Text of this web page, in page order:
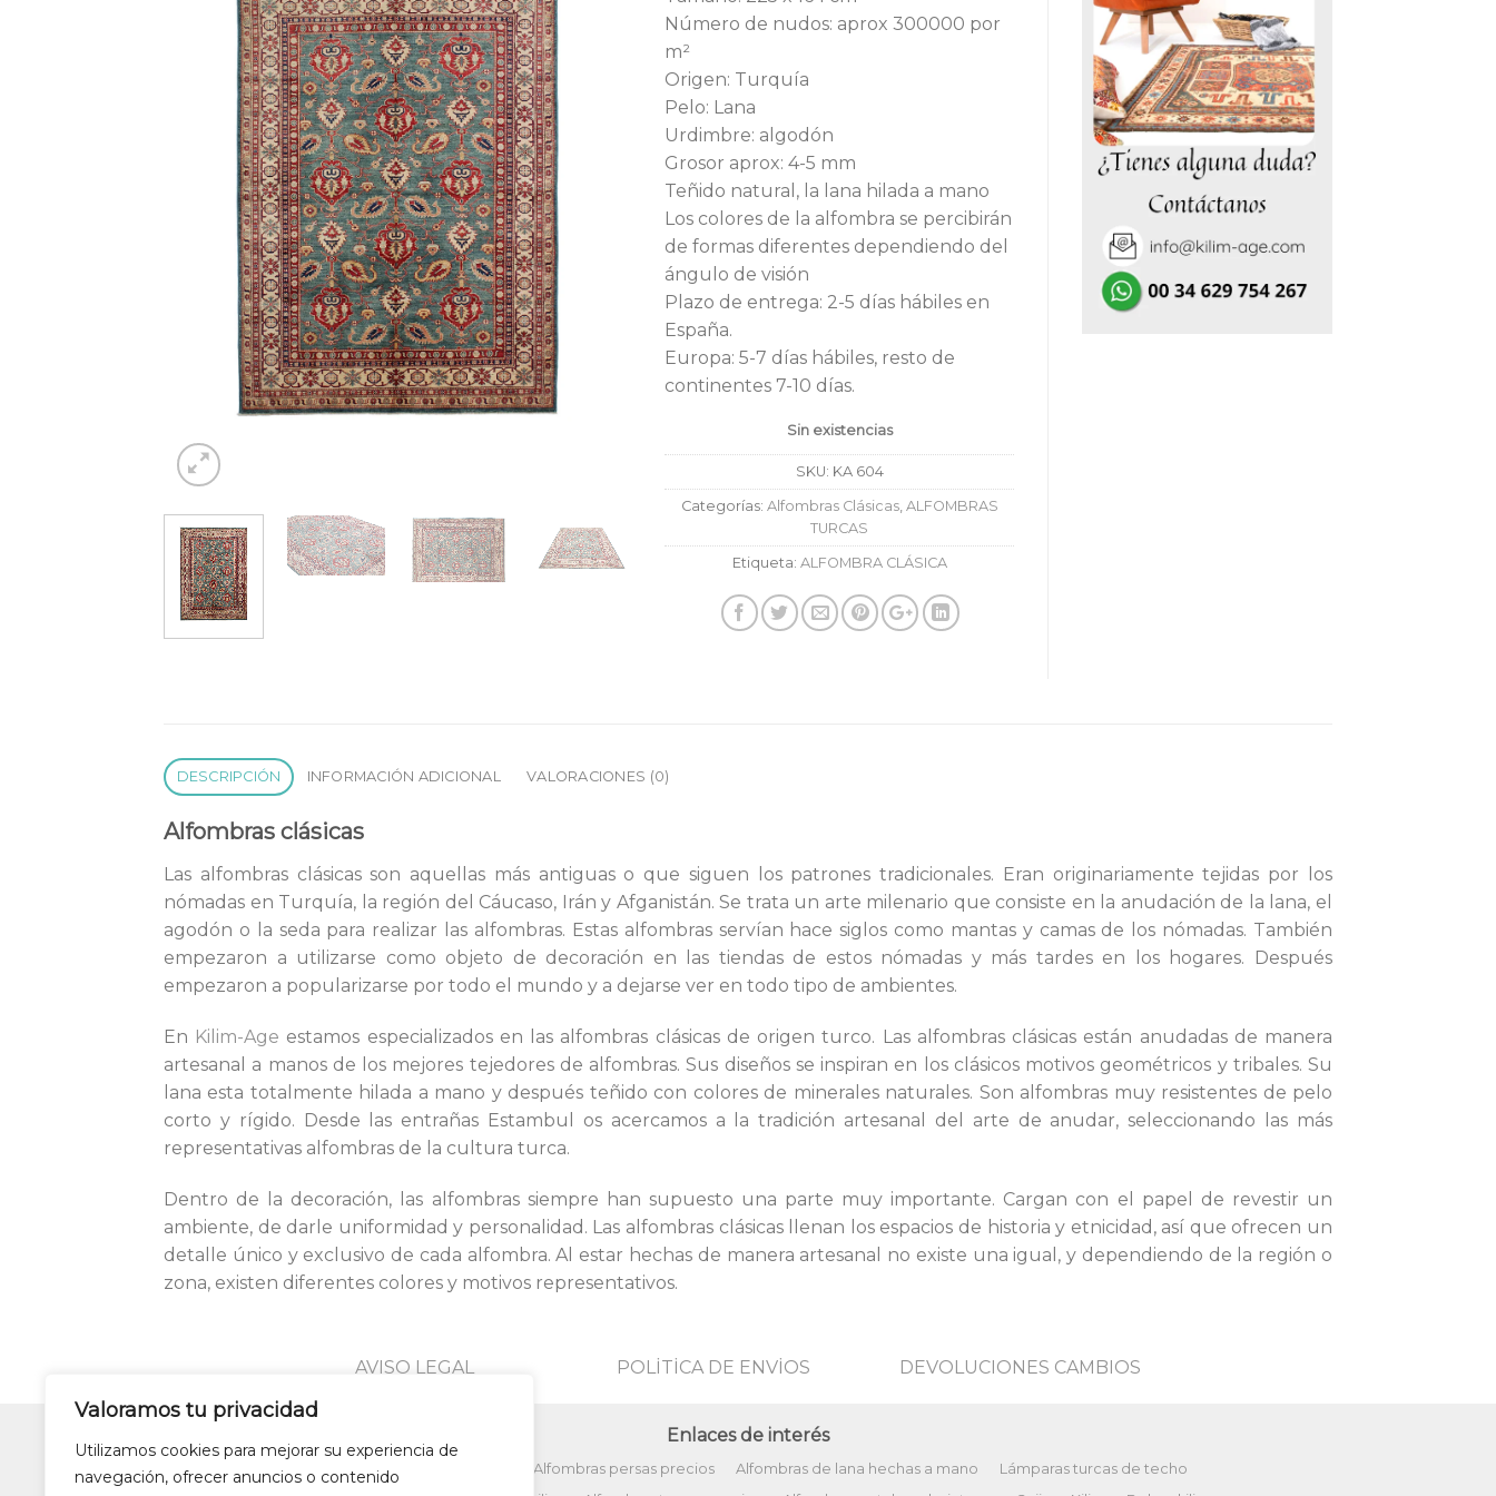
Valoramos tu privacidad
Utilizamos cookies para mejorar su experiencia de
navegación, ofrecer anuncios o contenido
1.600,00€.550,00€.
Número de nudos: aprox 300000 por
m²
Origen: Turquía
Pelo: Lana
Urdimbre: algodón
Grosor aprox: 4-5 mm
Teñido natural, la lana hilada a mano
Los colores de la alfombra se percibirán
de formas diferentes dependiendo del
ángulo de visión
Plazo de entrega: 2-5 días hábiles en
España.
Europa: 5-7 días hábiles, resto de
continentes 7-10 días.
Sin existencias
SKU: KA 604
Categorías: Alfombras Clásicas, ALFOMBRAS
TURCAS
Etiqueta: ALFOMBRA CLÁSICA
DESCRIPCIÓN INFORMACIÓN ADICIONAL VALORACIONES (0)
Alfombras clásicas
Las alfombras clásicas son aquellas más antiguas o que siguen los patrones tradicionales. Eran originariamente tejidas por los
nómadas en Turquía, la región del Cáucaso, Irán y Afganistán. Se trata un arte milenario que consiste en la anudación de la lana, el
agodón o la seda para realizar las alfombras. Estas alfombras servían hace siglos como mantas y camas de los nómadas. También
empezaron a utilizarse como objeto de decoración en las tiendas de estos nómadas y más tardes en los hogares. Después
empezaron a popularizarse por todo el mundo y a dejarse ver en todo tipo de ambientes.
En Kilim-Age estamos especializados en las alfombras clásicas de origen turco. Las alfombras clásicas están anudadas de manera
artesanal a manos de los mejores tejedores de alfombras. Sus diseños se inspiran en los clásicos motivos geométricos y tribales. Su
lana esta totalmente hilada a mano y después teñido con colores de minerales naturales. Son alfombras muy resistentes de pelo
corto y rígido. Desde las entrañas Estambul os acercamos a la tradición artesanal del arte de anudar, seleccionando las más
representativas alfombras de la cultura turca.
Dentro de la decoración, las alfombras siempre han supuesto una parte muy importante. Cargan con el papel de revestir un
ambiente, de darle uniformidad y personalidad. Las alfombras clásicas llenan los espacios de historia y etnicidad, así que ofrecen un
detalle único y exclusivo de cada alfombra. Al estar hechas de manera artesanal no existe una igual, y dependiendo de la región o
zona, existen diferentes colores y motivos representativos.
AVISO LEGAL POLİTİCA DE ENVİOS DEVOLUCIONES CAMBIOS
Enlaces de interés
Lámparas colgantes de diseño Alfombras persas precios Alfombras de lana hechas a mano
Lámparas turcas de techo